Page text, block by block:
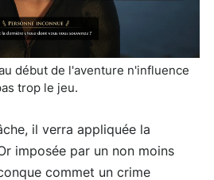
début de l'aventure n'influence
trop le jeu.
il verra appliquée la
imposée par un non moins
commet un crime